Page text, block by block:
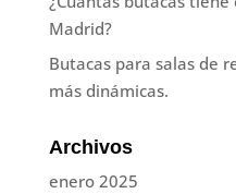
Madrid?
Butacas para salas de
más dinámicas.
Archivos
enero 2025